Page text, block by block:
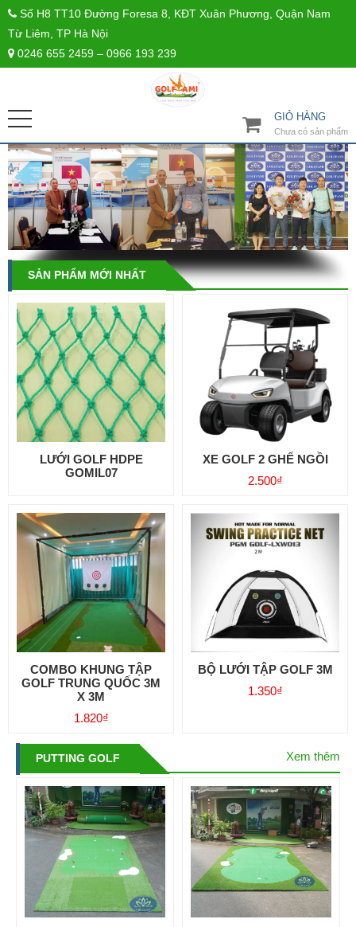
Số H8 TT10 Đường Foresa 8, KĐT Xuân Phương, Quận Nam
Từ Liêm, TP Hà Nội
0246 655 2459 – 0966 193 239
GIỎ HÀNG
Chưa có sản phẩm
SẢN PHẨM MỚI NHẤT
LƯỚI GOLF HDPE
GOMIL07
XE GOLF 2 GHẾ NGỒI
2.500₫
COMBO KHUNG TẬP
GOLF TRUNG QUỐC 3M
X 3M
1.820₫
BỘ LƯỚI TẬP GOLF 3M
1.350₫
PUTTING GOLF Xem thêm